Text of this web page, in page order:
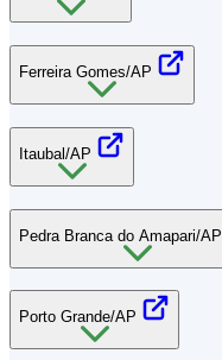
Ferreira Gomes/AP
Itaubal/AP
Pedra Branca do Amapari/AP
Porto Grande/AP